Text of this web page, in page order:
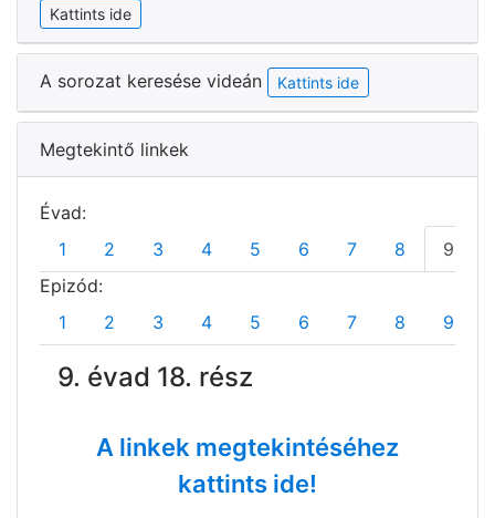
Kattints ide
A sorozat keresése videán Kattints ide
Megtekintő linkek
Évad:
1
2 3 4 5 6 7 8
9
Epizód:
1
2 3 4 5 6 7 8 9
9. évad 18. rész
A linkek megtekintéséhez
kattints ide!